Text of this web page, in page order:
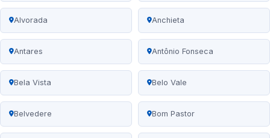
Alvorada Anchieta
Antares Antônio Fonseca
Bela Vista Belo Vale
Belvedere Bom Pastor